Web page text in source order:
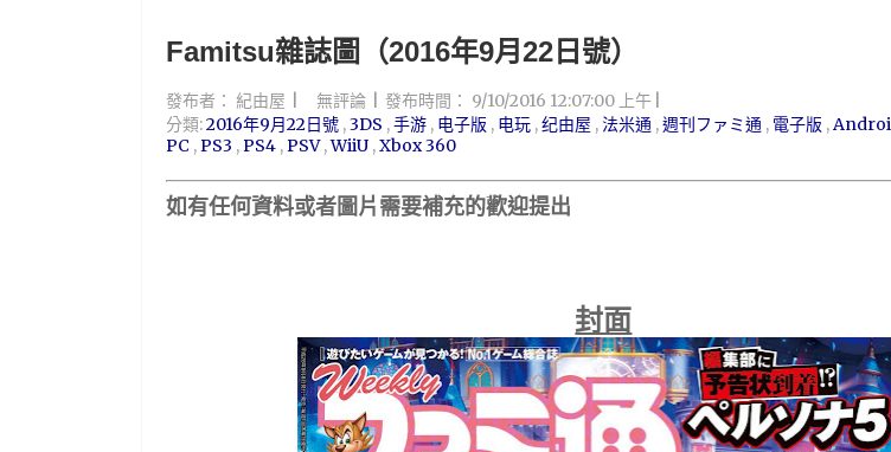
Famitsu雜誌圖（2016年9月22日號）
發布者： 紀由屋 無評論 發布時間： 9/10/2016 12:07:00 上午
分類:2016年9月22日號 ,3DS ,手游 , 电子版 , 电玩 ,纪由屋 , 法米通 ,週刊ファミ通 , 電子版 ,
PC ,PS3 ,PS4 ,PSV,WiiU ,Xbox 360
如有任何資料或者圖片需要補充的歡迎提出
封面